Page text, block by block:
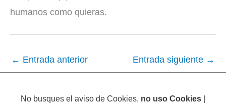
humanos como quieras.
← Entrada anterior Entrada siguiente →
No busques el aviso de Cookies, no uso Cookies |